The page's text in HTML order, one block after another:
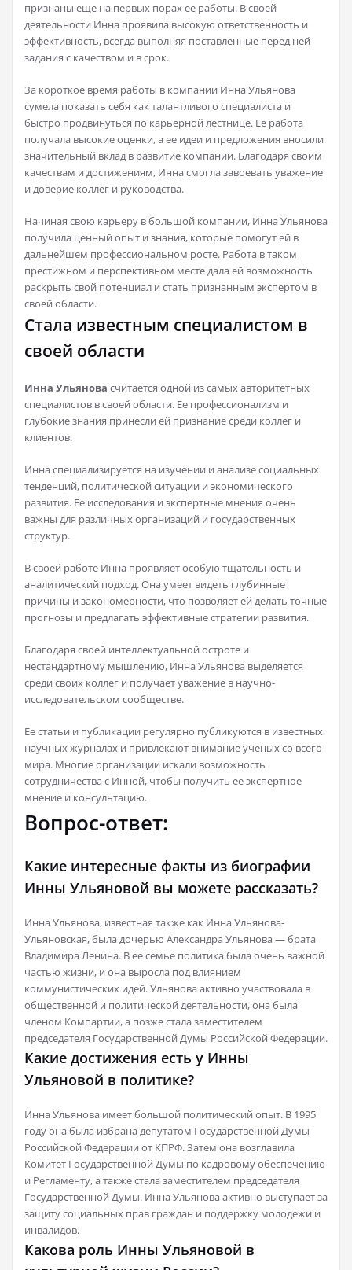
признаны еще на первых порах ее работы. В своей
деятельности Инна проявила высокую ответственность и
эффективность, всегда выполняя поставленные перед ней
задания с качеством и в срок.
За короткое время работы в компании Инна Ульянова
сумела показать себя как талантливого специалиста и
быстро продвинуться по карьерной лестнице. Ее работа
получала высокие оценки, а ее идеи и предложения вносили
значительный вклад в развитие компании. Благодаря своим
качествам и достижениям, Инна смогла завоевать уважение
и доверие коллег и руководства.
Начиная свою карьеру в большой компании, Инна Ульянова
получила ценный опыт и знания, которые помогут ей в
дальнейшем профессиональном росте. Работа в таком
престижном и перспективном месте дала ей возможность
раскрыть свой потенциал и стать признанным экспертом в
своей области.
Стала известным специалистом в
своей области
Инна Ульянова считается одной из самых авторитетных
специалистов в своей области. Ее профессионализм и
глубокие знания принесли ей признание среди коллег и
клиентов.
Инна специализируется на изучении и анализе социальных
тенденций, политической ситуации и экономического
развития. Ее исследования и экспертные мнения очень
важны для различных организаций и государственных
структур.
В своей работе Инна проявляет особую тщательность и
аналитический подход. Она умеет видеть глубинные
причины и закономерности, что позволяет ей делать точные
прогнозы и предлагать эффективные стратегии развития.
Благодаря своей интеллектуальной остроте и
нестандартному мышлению, Инна Ульянова выделяется
среди своих коллег и получает уважение в научно-
исследовательском сообществе.
Ее статьи и публикации регулярно публикуются в известных
научных журналах и привлекают внимание ученых со всего
мира. Многие организации искали возможность
сотрудничества с Инной, чтобы получить ее экспертное
мнение и консультацию.
Вопрос-ответ:
Какие интересные факты из биографии
Инны Ульяновой вы можете рассказать?
Инна Ульянова, известная также как Инна Ульянова-
Ульяновская, была дочерью Александра Ульянова — брата
Владимира Ленина. В ее семье политика была очень важной
частью жизни, и она выросла под влиянием
коммунистических идей. Ульянова активно участвовала в
общественной и политической деятельности, она была
членом Компартии, а позже стала заместителем
председателя Государственной Думы Российской Федерации.
Какие достижения есть у Инны
Ульяновой в политике?
Инна Ульянова имеет большой политический опыт. В 1995
году она была избрана депутатом Государственной Думы
Российской Федерации от КПРФ. Затем она возглавила
Комитет Государственной Думы по кадровому обеспечению
и Регламенту, а также стала заместителем председателя
Государственной Думы. Инна Ульянова активно выступает за
защиту социальных прав граждан и поддержку молодежи и
инвалидов.
Какова роль Инны Ульяновой в